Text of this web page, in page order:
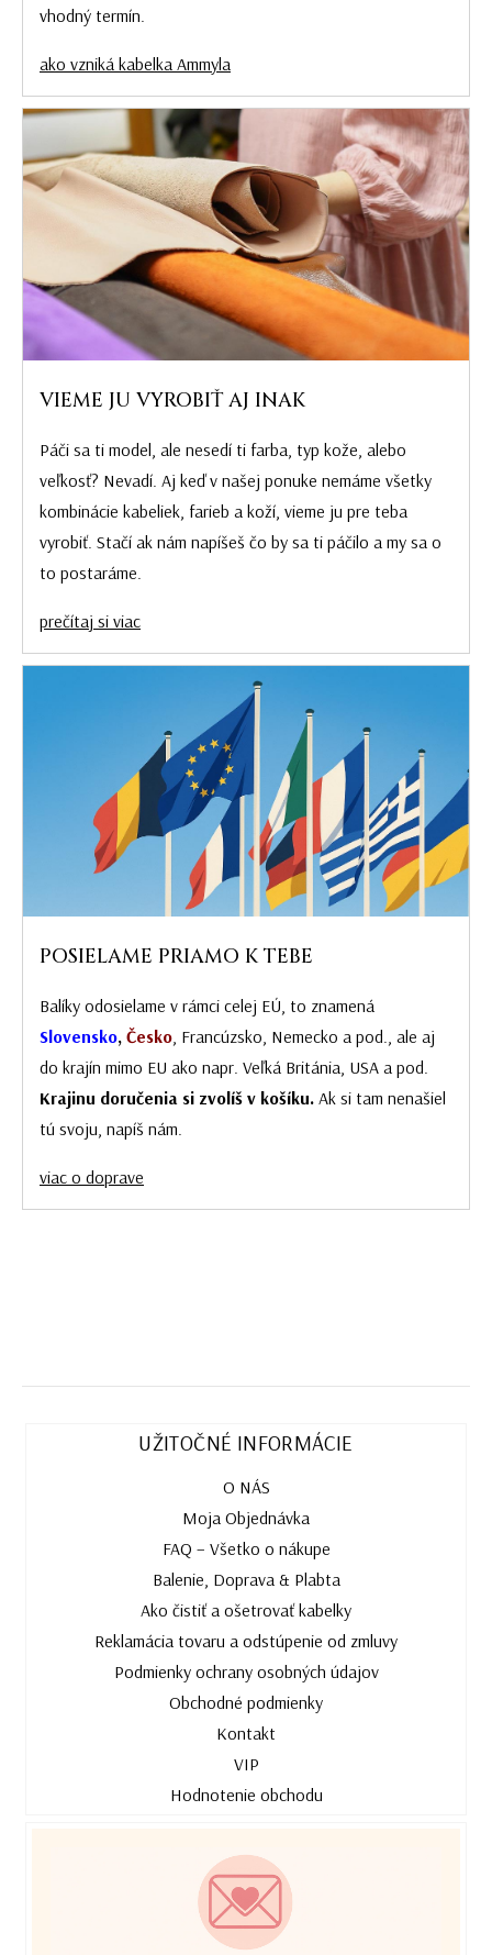
vhodný termín.
ako vzniká kabelka Ammyla
VIEME JU VYROBIŤ AJ INAK
Páči sa ti model, ale nesedí ti farba, typ kože, alebo
veľkosť? Nevadí. Aj keď v našej ponuke nemáme všetky
kombinácie kabeliek, farieb a koží, vieme ju pre teba
vyrobiť. Stačí ak nám napíšeš čo by sa ti páčilo a my sa o
to postaráme.
prečítaj si viac
POSIELAME PRIAMO K TEBE
Balíky odosielame v rámci celej EÚ, to znamená
Slovensko, Česko, Francúzsko, Nemecko a pod., ale aj
do krajín mimo EU ako napr. Veľká Británia, USA a pod.
Krajinu doručenia si zvolíš v košíku. Ak si tam nenašiel
tú svoju, napíš nám.
viac o doprave
UŽITOČNÉ INFORMÁCIE
O NÁS
Moja Objednávka
FAQ – Všetko o nákupe
Balenie, Doprava & Plabta
Ako čistiť a ošetrovať kabelky
Reklamácia tovaru a odstúpenie od zmluvy
Podmienky ochrany osobných údajov
Obchodné podmienky
Kontakt
VIP
Hodnotenie obchodu